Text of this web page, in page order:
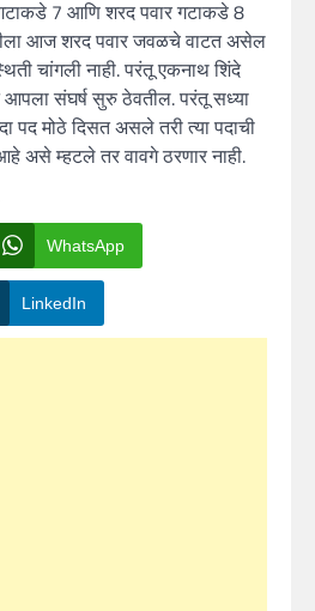
7 आणि शरद पवार गटाकडे 8
आज शरद पवार जवळचे वाटत असेल
चांगली नाही. परंतू एकनाथ शिंदे
संघर्ष सुरु ठेवतील. परंतू सध्या
पद मोठे दिसत असले तरी त्या पदाची
असे म्हटले तर वावगे ठरणार नाही.
WhatsApp
LinkedIn